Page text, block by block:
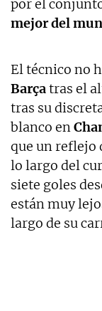
por el
mejor del
El técnico no
Barçatras el
tras su
blanco en
que un reflejo
lo largo del
siete goles
están muy
largo de su